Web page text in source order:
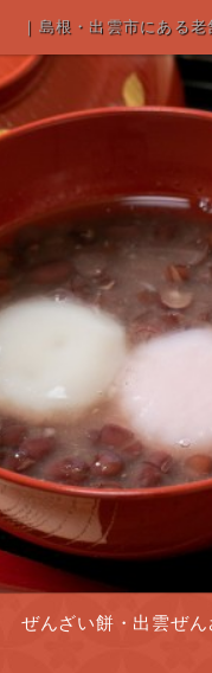
｜島根・出雲市にある
ぜんざい餅・出雲ぜん